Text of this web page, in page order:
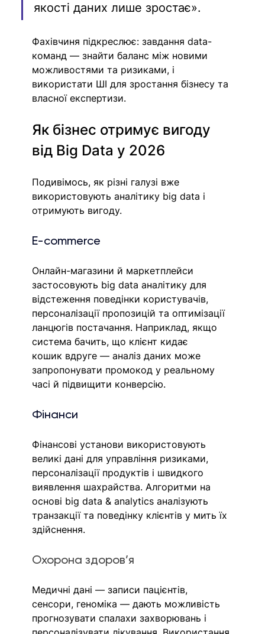
якості даних лише зростає».
Фахівчиня підкреслює: завдання data-
команд — знайти баланс між новими
можливостями та ризиками, і
використати ШI для зростання бізнесу та
власної експертизи.
Як бізнес отримує вигоду
від Big Data у 2026
Подивімось, як різні галузі вже
використовують аналітику big data і
отримують вигоду.
E-commerce
Онлайн-магазини й маркетплейси
застосовують big data аналітику для
відстеження поведінки користувачів,
персоналізації пропозицій та оптимізації
ланцюгів постачання. Наприклад, якщо
система бачить, що клієнт кидає
кошик вдруге — аналіз даних може
запропонувати промокод у реальному
часі й підвищити конверсію.
Фінанси
Фінансові установи використовують
великі дані для управління ризиками,
персоналізації продуктів і швидкого
виявлення шахрайства. Алгоритми на
основі big data & analytics аналізують
транзакції та поведінку клієнтів у мить їх
здійснення.
Охорона здоров’я
Медичні дані — записи пацієнтів,
сенсори, геноміка — дають можливість
прогнозувати спалахи захворювань і